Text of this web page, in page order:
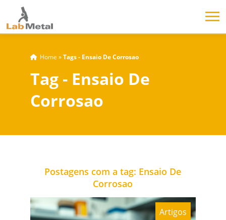
Home »Tags - Ensaio De Corrosao
Tag - Ensaio De
Corrosao
Postagens com a tag: Ensaio De
Corrosao
Artigos